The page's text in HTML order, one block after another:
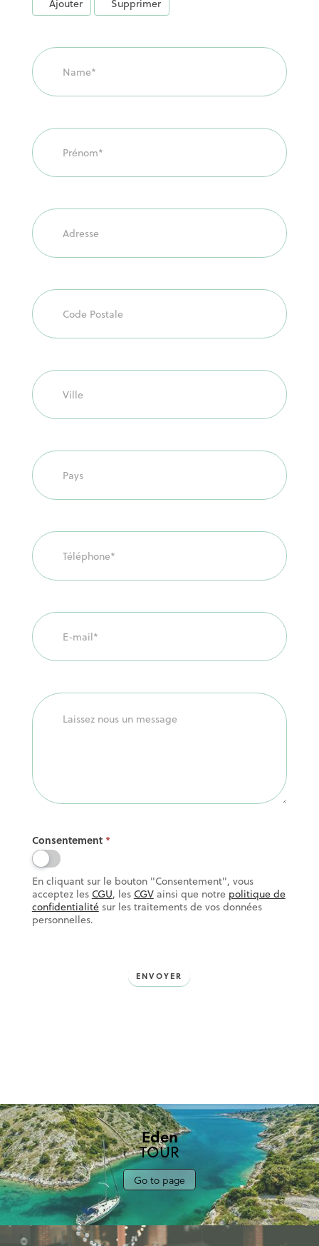
Ajouter Supprimer
Consentement *
En cliquant sur le bouton "Consentement", vous
acceptez les CGU, les CGVainsi que notre politique de
confidentialitésur les traitements de vos données
personnelles.
ENVOYER
Eden
TOUR
Go to page